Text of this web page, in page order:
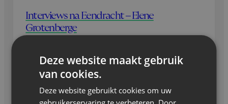
Interviews na Eendracht – Elene
Grotenberge
Deze website maakt gebruik
van cookies.
Deze website gebruikt cookies om uw